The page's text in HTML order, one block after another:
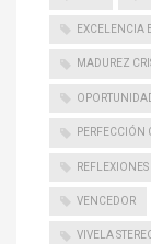
EXCELENCIA
MADUREZ
PERFECCIÓN
REFLEXIONES
VENCEDOR
VIVELA